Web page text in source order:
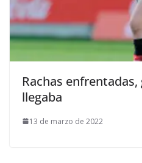
Rachas
llegaba
13 de marzo de 2022